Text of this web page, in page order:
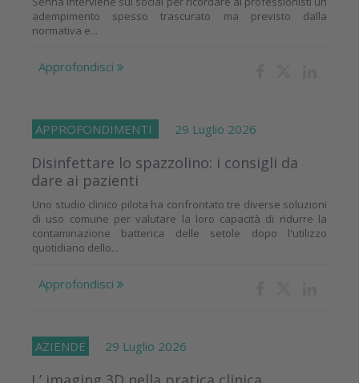
adempimento spesso trascurato ma previsto dalla
normativa e...
Approfondisci
APPROFONDIMENTI 29 Luglio 2026
Disinfettare lo spazzolino: i consigli da
dare ai pazienti
Uno studio clinico pilota ha confrontato tre diverse soluzioni
di uso comune per valutare la loro capacità di ridurre la
contaminazione batterica delle setole dopo l'utilizzo
quotidiano dello...
Approfondisci
AZIENDE 29 Luglio 2026